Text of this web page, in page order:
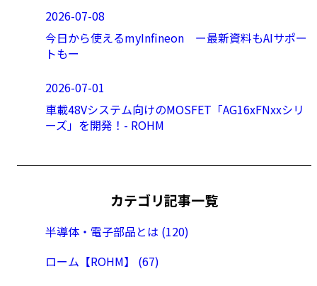
2026-07-08
今日から使えるmyInfineon ー最新資料もAIサポー
トもー
2026-07-01
車載48Vシステム向けのMOSFET「AG16xFNxxシリ
ーズ」を開発！- ROHM
カテゴリ記事一覧
半導体・電子部品とは (120)
ローム【ROHM】 (67)